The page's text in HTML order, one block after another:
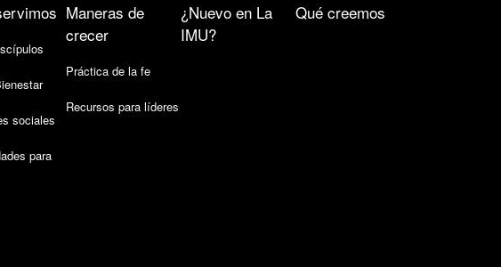
sociales
para
Maneras de
crecer
Práctica de la fe
Recursos para líderes
¿Nuevo en La
IMU?
Qué creemos